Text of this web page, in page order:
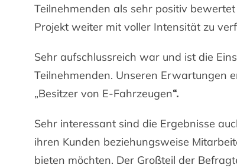
Teilnehmenden als sehr positiv
Projekt weiter mit voller Intensität zu
Sehr aufschlussreich war und ist die
Teilnehmenden. Unseren Erwartungen
„Besitzer von E-Fahrzeugen“.
Sehr interessant sind die Ergebnisse
ihren Kunden beziehungsweise
bieten möchten. Der Großteil der